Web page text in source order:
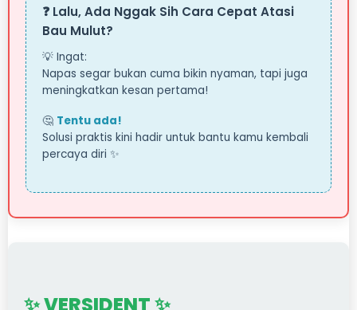
❓ Lalu, Ada Nggak Sih Cara Cepat Atasi
Bau Mulut?
💡 Ingat:
Napas segar bukan cuma bikin nyaman, tapi juga
meningkatkan kesan pertama!
🤔 Tentu ada!
Solusi praktis kini hadir untuk bantu kamu kembali
percaya diri ✨
✨ VERSIDENT ✨